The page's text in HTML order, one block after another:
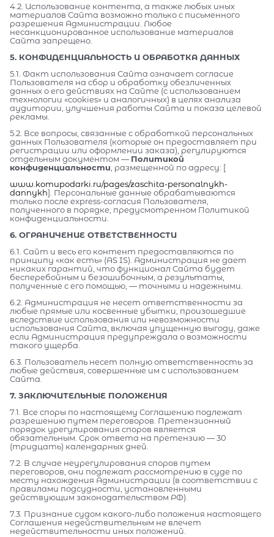
4.2. Использование контента, а также любых иных
материалов Сайта возможно только с письменного
разрешения Администрации. Любое
несанкционированное использование материалов
Сайта запрещено.
5. КОНФИДЕНЦИАЛЬНОСТЬ И ОБРАБОТКА ДАННЫХ
5.1. Факт использования Сайта означает согласие
Пользователя на сбор и обработку обезличенных
данных о его действиях на Сайте (с использованием
технологии «cookies» и аналогичных) в целях анализа
аудитории, улучшения работы Сайта и показа целевой
рекламы.
5.2. Все вопросы, связанные с обработкой персональных
данных Пользователя (которые он предоставляет при
регистрации или оформлении заказа), регулируются
отдельным документом — Политикой
конфиденциальности, размещенной по адресу: [
www.komupodarki.ru/pages/zaschita-personalnykh-
dannykh]. Персональные данные обрабатываются
только после express-согласия Пользователя,
полученного в порядке, предусмотренном Политикой
конфиденциальности.
6. ОГРАНИЧЕНИЕ ОТВЕТСТВЕННОСТИ
6.1. Сайт и весь его контент предоставляются по
принципу «как есть» (AS IS). Администрация не дает
никаких гарантий, что функционал Сайта будет
бесперебойным и безошибочным, а результаты,
полученные с его помощью, — точными и надежными.
6.2. Администрация не несет ответственности за
любые прямые или косвенные убытки, произошедшие
вследствие использования или невозможности
использования Сайта, включая упущенную выгоду, даже
если Администрация предупреждала о возможности
такого ущерба.
6.3. Пользователь несет полную ответственность за
любые действия, совершенные им с использованием
Сайта.
7. ЗАКЛЮЧИТЕЛЬНЫЕ ПОЛОЖЕНИЯ
7.1. Все споры по настоящему Соглашению подлежат
разрешению путем переговоров. Претензионный
порядок урегулирования споров является
обязательным. Срок ответа на претензию — 30
(тридцать) календарных дней.
7.2. В случае неурегулирования споров путем
переговоров, они подлежат рассмотрению в суде по
месту нахождения Администрации (в соответствии с
правилами подсудности, установленными
действующим законодательством РФ).
7.3. Признание судом какого-либо положения настоящего
Соглашения недействительным не влечет
недействительности иных положений.